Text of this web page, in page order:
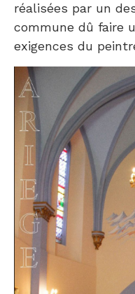
réalisées par un
commune dû faire
exigences du